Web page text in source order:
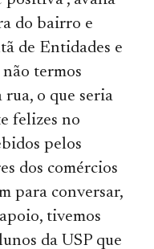
do bairro e
de Entidades e
não termos
o que seria
felizes no
pelos
dos comércios
para conversar,
tivemos
da USP que